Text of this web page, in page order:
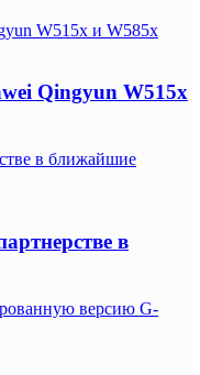
W515x и W585x
Qingyun W515x
в ближайшие
в
версию G-